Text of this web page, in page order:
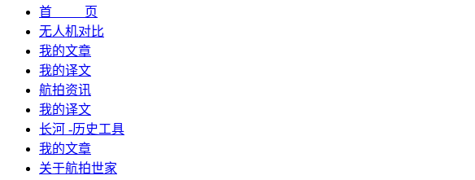
首 页
无人机对比
我的文章
我的译文
航拍资讯
我的译文
长河 -历史工具
我的文章
关于航拍世家